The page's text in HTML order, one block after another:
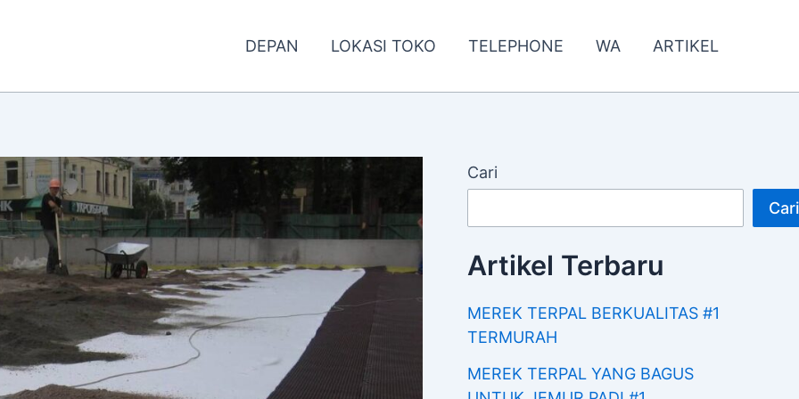
DEPAN LOKASI TOKO TELEPHONE WA ARTIKEL
Cari
Cari
Artikel Terbaru
MEREK TERPAL BERKUALITAS #1
TERMURAH
MEREK TERPAL YANG BAGUS